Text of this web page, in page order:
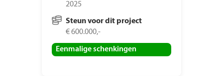
2025
Steun voor dit project
€ 600.000,-
Eenmalige schenkingen